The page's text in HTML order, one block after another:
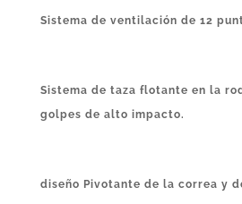
Sistema de ventilación de 12
Sistema de taza flotante en la
golpes de alto impacto.
diseño Pivotante de la correa y